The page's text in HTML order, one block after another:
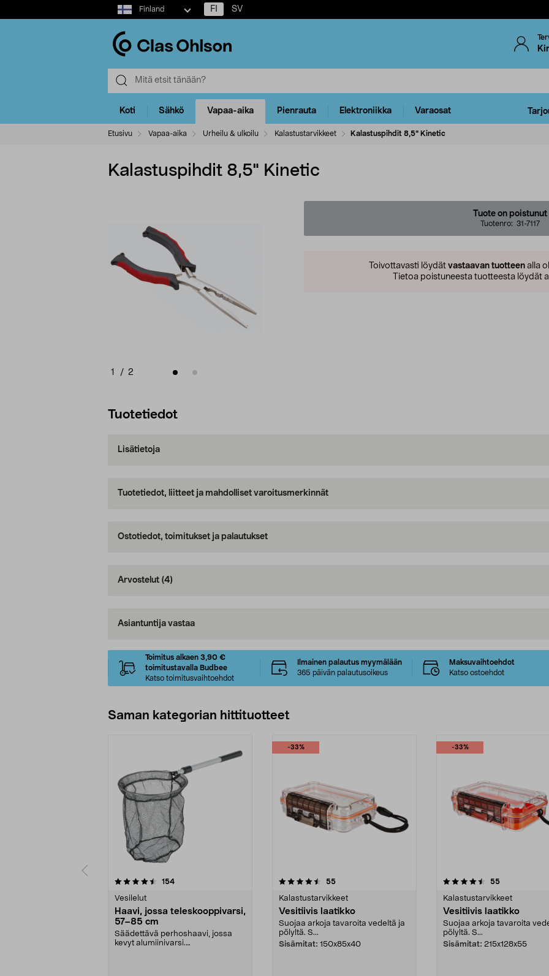
Select
market
Finland FI SV
Koti Sähkö Vapaa-aika Pienrauta Elektroniikka Varaosat
Etusivu Vapaa-aika Urheilu & ulkoilu Kalastustarvikkeet Kalastuspihdit 8,5" Kinetic
Kalastuspihdit 8,5" Kinetic
1 / 2
Tuote on poistunut
Tuotenro: 31-7117
Toivottavasti löydät vastaavan tuotteen alla
Tietoa poistuneesta tuotteesta löydät
Tuotetiedot
Lisätietoja
Tuotetiedot, liitteet ja mahdolliset varoitusmerkinnät
Ostotiedot, toimitukset ja palautukset
Arvostelut (4)
Asiantuntija vastaa
Toimitus alkaen 3,90 €
toimitustavalla Budbee
Katso toimitusvaihtoehdot
Ilmainen palautus myymälään
365 päivän palautusoikeus
Maksuvaihtoehdot
Katso ostoehdot
Saman kategorian hittituotteet
154arvostelut
Vesilelut
Haavi, jossa teleskooppivarsi,
57–85 cm
Säädettävä perhoshaavi, jossa
kevyt alumiinivarsi.
-33%
4.5 viidestä
55arvostelut
Kalastustarvikkeet
Vesitiivis laatikko
Suojaa arkoja tavaroita vedeltä ja
pölyltä. S...
Sisämitat: 150x85x40
-33%
4.5 viidestä
55arvostelut
Kalastustarvikkeet
Vesitiivis laatikko
Suojaa arkoja tavaroita
pölyltä. S...
Sisämitat: 215x128x55
4.5 viidestä